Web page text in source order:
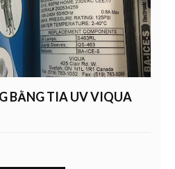
BẰNG TIA UV VIQUA